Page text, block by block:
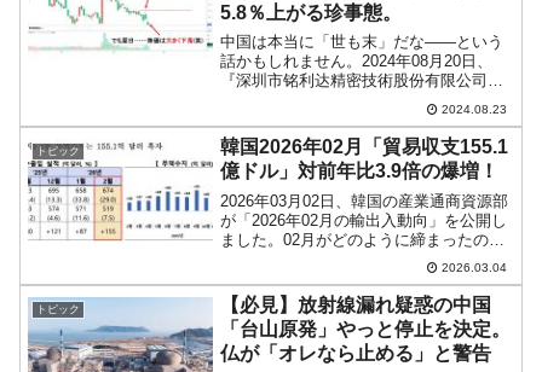
5.8％上がる珍事態。
中国は本当に「世も末」だな――という
話かもしれません。2024年08月20日、
『深圳市铭利达精密技術股份有限公司』
が「一部の高級幹部が自主的に給与を放
棄するとした」という情報を公表しまし
た（下掲文書）。深圳市铭利达精密技術
股份有限公司（Sh...
2024.08.23
トピック
韓国2026年02月「貿易収支155.1
億ドル」対前年比3.9倍の爆増！
2026年03月02日、韓国の産業通商資源部
が「2026年02月の輸出入動向」を公開し
ました。02月がどのように締まったのか
を確認しておきましょう。2026年02月輸
出：674億4,800万ドル（29.0％）輸入：
519億3,600万ドル（...
2026.03.04
トピック
【必見】放射線漏れ疑惑の中国
「台山原発」やっと停止を決定。
仏が「オレなら止める」と警告